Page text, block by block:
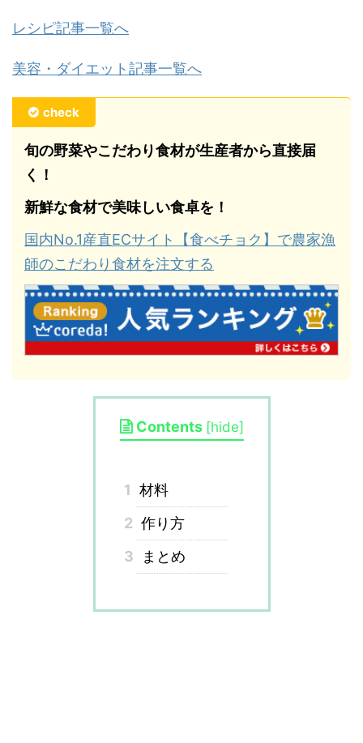
レシピ記事一覧へ
美容・ダイエット記事一覧へ
check
旬の野菜やこだわり食材が生産者から直接届
く！
新鮮な食材で美味しい食卓を！
国内No.1産直ECサイト【食べチョク】で農家漁
師のこだわり食材を注文する
Contents [hide]
1 材料
2 作り方
3
まとめ